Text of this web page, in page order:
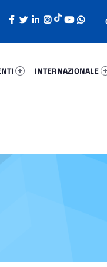
INTERNAZIONALE